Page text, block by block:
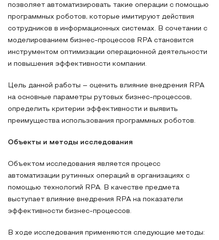
позволяет автоматизировать такие операции с помощью
программных роботов, которые имитируют действия
сотрудников в информационных системах. В сочетании с
моделированием бизнес-процессов RPA становится
инструментом оптимизации операционной деятельности
и повышения эффективности компании.
Цель данной работы – оценить влияние внедрения RPA
на основные параметры рутовых бизнес-процессов,
определить критерии эффективности и выявить
преимущества использования программных роботов.
Объекты и методы исследования
Объектом исследования является процесс
автоматизации рутинных операций в организациях с
помощью технологий RPA. В качестве предмета
выступает влияние внедрения RPA на показатели
эффективности бизнес-процессов.
В ходе исследования применяются следующие методы: